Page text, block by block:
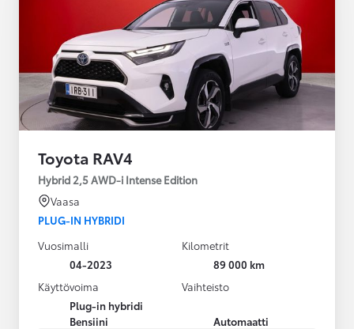
Toyota RAV4
Hybrid 2,5 AWD-i Intense Edition
Vaasa
PLUG-IN HYBRIDI
Vuosimalli
04-2023
Kilometrit
89 000 km
Käyttövoima
Plug-in hybridi
Bensiini
Vaihteisto
Automaatti